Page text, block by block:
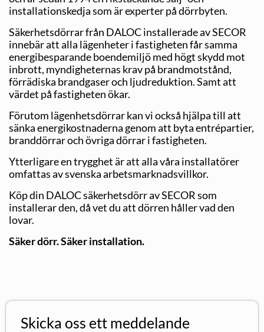
installationskedja som är experter på dörrbyten.
Säkerhetsdörrar från DALOC installerade av SECOR
innebär att alla lägenheter i fastigheten får samma
energibesparande boendemiljö med högt skydd mot
inbrott, myndigheternas krav på brandmotstånd,
förrädiska brandgaser och ljudreduktion. Samt att
värdet på fastigheten ökar.
Förutom lägenhetsdörrar kan vi också hjälpa till att
sänka energikostnaderna genom att byta entrépartier,
branddörrar och övriga dörrar i fastigheten.
Ytterligare en trygghet är att alla våra installatörer
omfattas av svenska arbetsmarknadsvillkor.
Köp din DALOC säkerhetsdörr av SECOR som
installerar den, då vet du att dörren håller vad den
lovar.
Säker dörr. Säker installation.
Skicka oss ett meddelande